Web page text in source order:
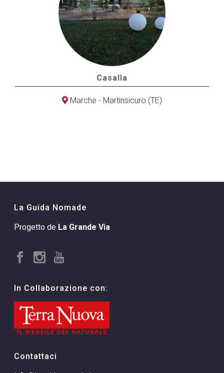
Casalìa
Marche - Martinsicuro (TE)
La Guida Nomade
Progetto de La Grande Via
In Collaborazione con:
Contattaci